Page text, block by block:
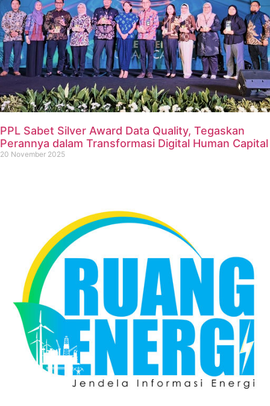
PPL Sabet Silver Award Data Quality, Tegaskan
Perannya dalam Transformasi Digital Human Capital
20 November 2025